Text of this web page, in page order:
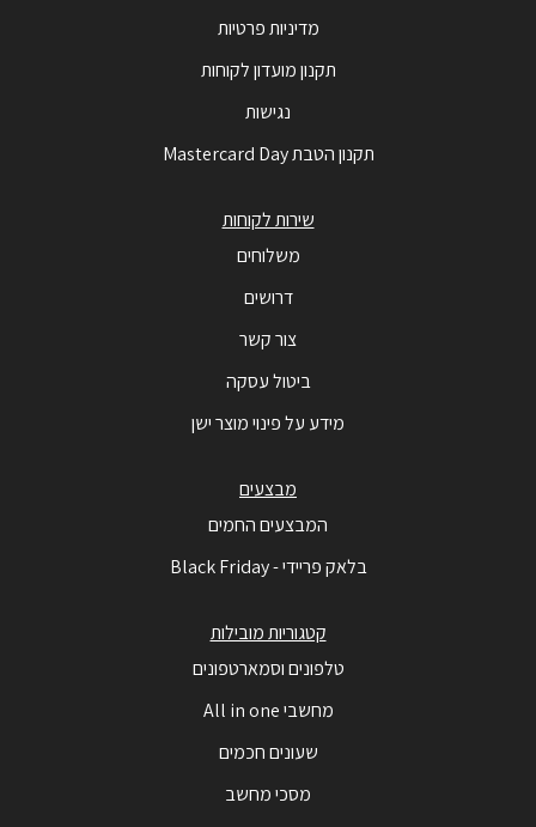
מדיניות פרטיות
תקנון מועדון לקוחות
נגישות
תקנון הטבת Mastercard Day
שירות לקוחות
משלוחים
דרושים
צור קשר
ביטול עסקה
מידע על פינוי מוצר ישן
מבצעים
המבצעים החמים
בלאק פריידי - Black Friday
קטגוריות מובילות
טלפונים וסמארטפונים
מחשבי All in one
שעונים חכמים
מסכי מחשב